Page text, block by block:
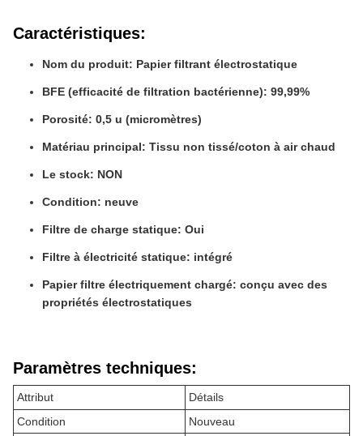
Caractéristiques:
Nom du produit: Papier filtrant électrostatique
BFE (efficacité de filtration bactérienne): 99,99%
Porosité: 0,5 u (micromètres)
Matériau principal: Tissu non tissé/coton à air chaud
Le stock: NON
Condition: neuve
Filtre de charge statique: Oui
Filtre à électricité statique: intégré
Papier filtre électriquement chargé: conçu avec des
propriétés électrostatiques
Paramètres techniques:
Attribut
Détails
Condition
Nouveau